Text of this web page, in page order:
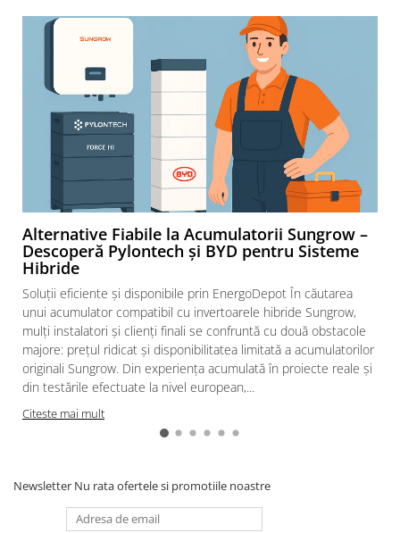
Alternative Fiabile la Acumulatorii Sungrow –
Descoperă Pylontech și BYD pentru Sisteme
Hibride
Soluții eficiente și disponibile prin EnergoDepot În căutarea
unui acumulator compatibil cu invertoarele hibride Sungrow,
mulți instalatori și clienți finali se confruntă cu două obstacole
majore: prețul ridicat și disponibilitatea limitată a acumulatorilor
originali Sungrow. Din experiența acumulată în proiecte reale și
din testările efectuate la nivel european,...
Citeste mai mult
Newsletter Nu rata ofertele si promotiile noastre